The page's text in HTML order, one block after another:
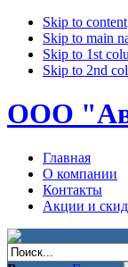
Skip to content
Skip to main
Skip to 1st
Skip to 2nd
ООО
Главная
О компании
Контакты
Акции и